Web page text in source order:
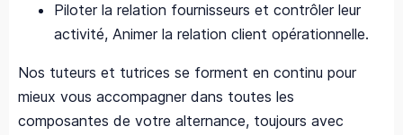
Piloter la relation fournisseurs et contrôler leur
activité, Animer la relation client opérationnelle.
Nos tuteurs et tutrices se forment en continu pour
mieux vous accompagner dans toutes les
composantes de votre alternance, toujours avec